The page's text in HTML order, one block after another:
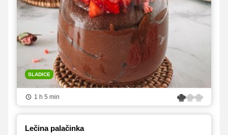
SLADICE
1 h 5 min
Lečina palačinka